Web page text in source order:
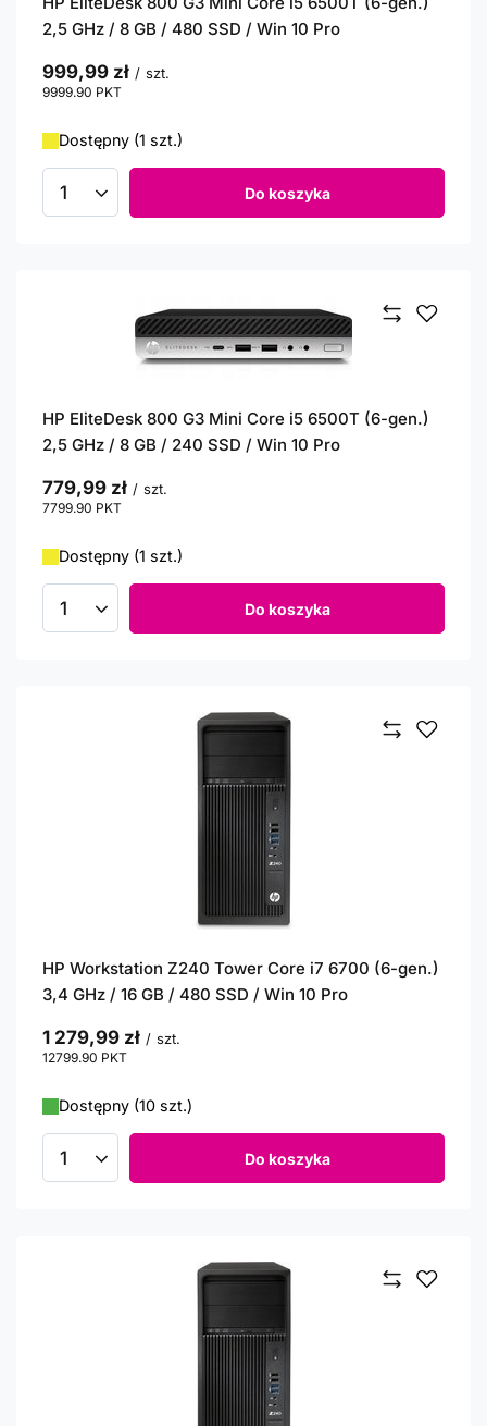
2,5 GHz / 8 GB / 480 SSD / Win 10 Pro
999,99 zł / szt.
9999.90 PKT
Dostępny (1 szt.)
Ilość produktów Do koszyka
HP EliteDesk 800 G3 Mini Core i5 6500T (6-gen.)
2,5 GHz / 8 GB / 240 SSD / Win 10 Pro
779,99 zł / szt.
7799.90 PKT
Dostępny (1 szt.)
Ilość produktów Do koszyka
HP Workstation Z240 Tower Core i7 6700 (6-gen.)
3,4 GHz / 16 GB / 480 SSD / Win 10 Pro
1 279,99 zł / szt.
12799.90 PKT
Dostępny (10 szt.)
Ilość produktów Do koszyka